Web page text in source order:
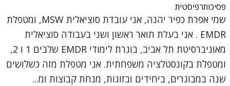
פסיכותרפיסטית
שמי אפרת כפיר יהנה, אני עובדת סוציאלית MSW, ומטפלת
EMDR . אני בעלת תואר ראשון ושני בעבודה סוציאלית
מאוניברסיטת תל אביב, בוגרת לימודי EMDR שלבים 1 ו 2,
ומטפלת בקונסטלציה משפחתית. אני מטפלת מזה כשלושים
שנה במבוגרים, ביחידים ובזוגות, מנחת קבוצות ומ...